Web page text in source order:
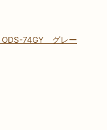
74GY グレー